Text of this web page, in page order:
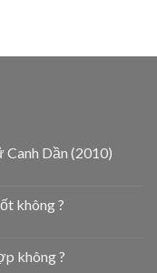
Dần (2010)
không ?
không ?